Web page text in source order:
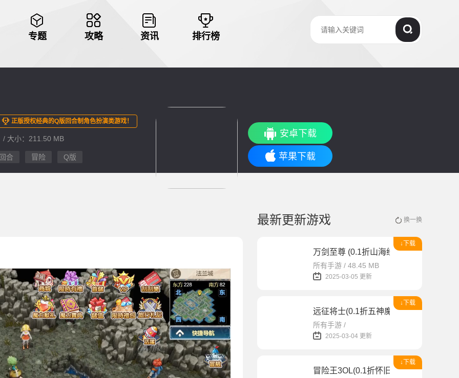
专题 攻略 资讯 排行榜
正版授权经典的Q版回合制角色扮演类游戏！
/ 大小：211.50 MB
合 冒险 Q版
安卓下载
苹果下载
最新更新游戏 换一换
↓下载
万剑至尊 (0.1折山海经)
所有手游 / 48.45 MB
2025-03-05 更新
↓下载
远征将士(0.1折五神魔免费升级版)
所有手游 /
2025-03-04 更新
↓下载
冒险王3OL(0.1折怀旧服)